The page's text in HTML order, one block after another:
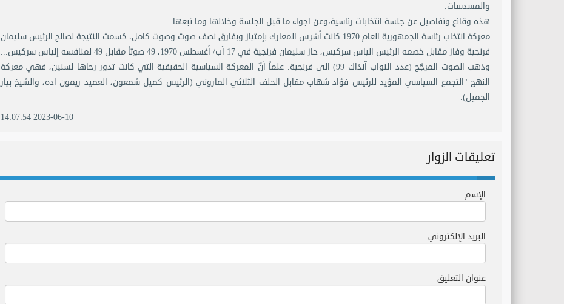
والمسدسات.
هذه وقائع وتفاصيل عن جلسة انتخابات رئاسية،وعن اجواء ما قبل الجلسة وخلالها وما تبعها.
معركة انتخاب رئاسة الجمهورية العام 1970 كانت أشرس المعارك بإمتياز وبفارق نصف صوت وصوت كامل، حُسمت النتيجة لصالح الرئيس سليمان
فرنجية وفاز مقابل خصمه الرئيس الياس سركيس، حاز سليمان فرنجية في 17 آب/ أغسطس 1970، 49 صوتاً مقابل 49 لمنافسه إلياس سركيس...
وذهب الصوت المرجّح (عدد النواب آنذاك 99) الى فرنجية. علماً أنّ المعركة السياسية الحقيقية التي كانت تدور رحاها لسنين، فهي معركة
النهج "التجمع السياسي المؤيد للرئيس فؤاد شهاب مقابل الحلف الثلاثي الماروني (الرئيس كميل شمعون، العميد ريمون اده، والشيخ بيار
الجميل).
2023-06-10 14:07:54
تعليقات الزوار
الإسم
البريد الإلكتروني
عنوان التعليق